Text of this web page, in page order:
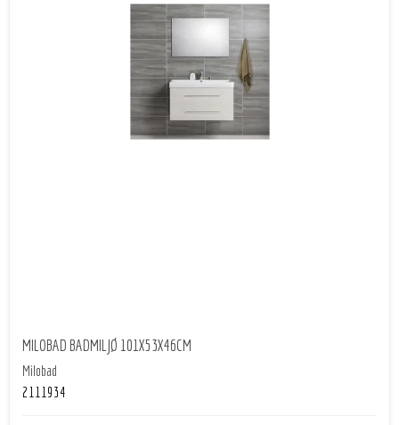
MILOBAD BADMILJØ 101X53X46CM
Milobad
2111934